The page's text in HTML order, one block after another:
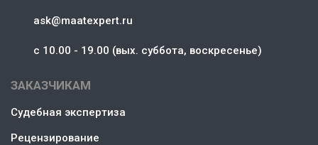
ask@maatexpert.ru
c 10.00 - 19.00 (вых. суббота, воскресенье)
ЗАКАЗЧИКАМ
Судебная экспертиза
Рецензирование